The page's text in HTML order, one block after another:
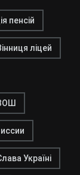
пенсій
ліцей
Україні